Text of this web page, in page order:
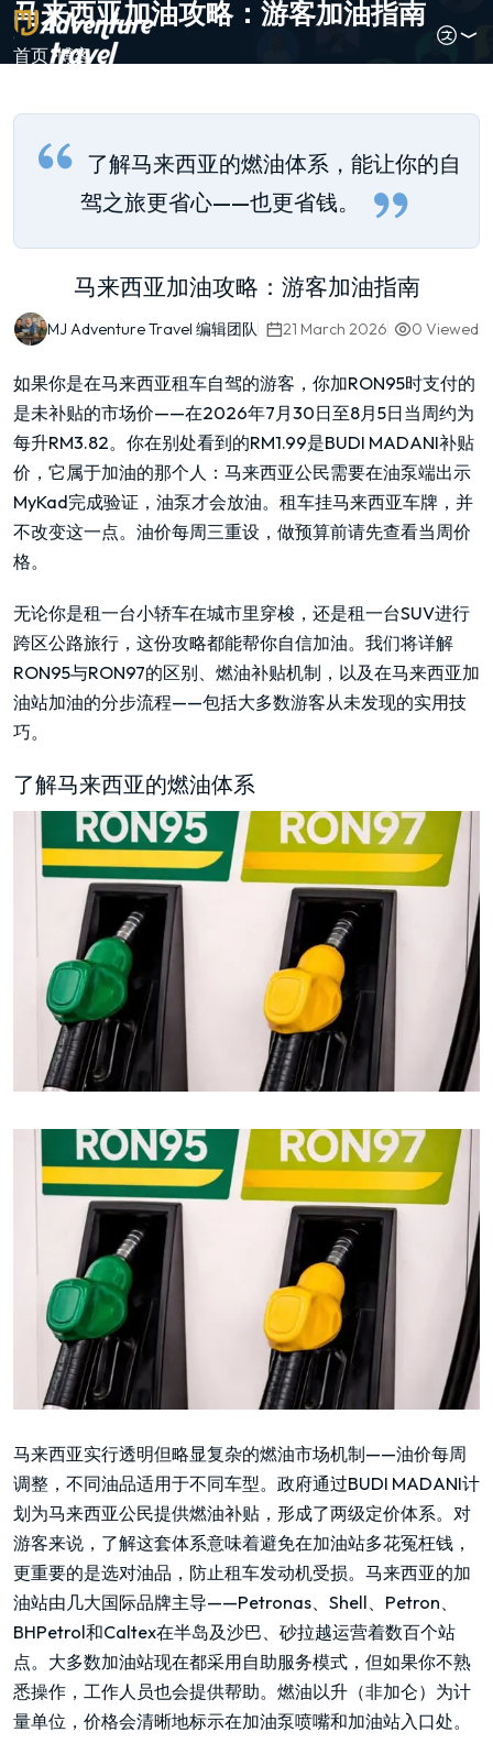
马来西亚加油攻略：游客加油指南
首页 博客
了解马来西亚的燃油体系，能让你的自
驾之旅更省心——也更省钱。
马来西亚加油攻略：游客加油指南
MJ Adventure Travel 编辑团队 21 March 2026 0 Viewed
如果你是在马来西亚租车自驾的游客，你加RON95时支付的
是未补贴的市场价——在2026年7月30日至8月5日当周约为
每升RM3.82。你在别处看到的RM1.99是BUDI MADANI补贴
价，它属于加油的那个人：马来西亚公民需要在油泵端出示
MyKad完成验证，油泵才会放油。租车挂马来西亚车牌，并
不改变这一点。油价每周三重设，做预算前请先查看当周价
格。
无论你是租一台小轿车在城市里穿梭，还是租一台SUV进行
跨区公路旅行，这份攻略都能帮你自信加油。我们将详解
RON95与RON97的区别、燃油补贴机制，以及在马来西亚加
油站加油的分步流程——包括大多数游客从未发现的实用技
巧。
了解马来西亚的燃油体系
马来西亚实行透明但略显复杂的燃油市场机制——油价每周
调整，不同油品适用于不同车型。政府通过BUDI MADANI计
划为马来西亚公民提供燃油补贴，形成了两级定价体系。对
游客来说，了解这套体系意味着避免在加油站多花冤枉钱，
更重要的是选对油品，防止租车发动机受损。马来西亚的加
油站由几大国际品牌主导——Petronas、Shell、Petron、
BHPetrol和Caltex在半岛及沙巴、砂拉越运营着数百个站
点。大多数加油站现在都采用自助服务模式，但如果你不熟
悉操作，工作人员也会提供帮助。燃油以升（非加仑）为计
量单位，价格会清晰地标示在加油泵喷嘴和加油站入口处。